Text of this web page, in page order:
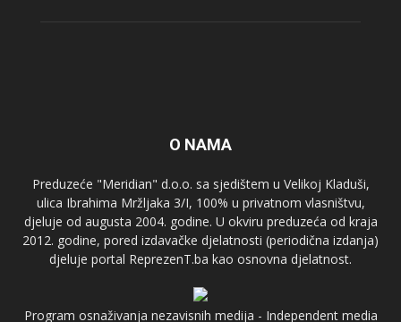
O NAMA
Preduzeće "Meridian" d.o.o. sa sjedištem u Velikoj Kladuši,
ulica Ibrahima Mržljaka 3/I, 100% u privatnom vlasništvu,
djeluje od augusta 2004. godine. U okviru preduzeća od kraja
2012. godine, pored izdavačke djelatnosti (periodična izdanja)
djeluje portal ReprezenT.ba kao osnovna djelatnost.
Program osnaživanja nezavisnih medija - Independent media